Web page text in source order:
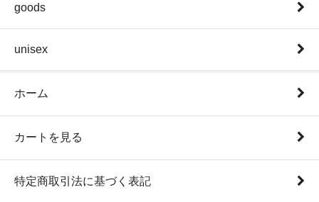
goods
unisex
ホーム
カートを見る
特定商取引法に基づく表記